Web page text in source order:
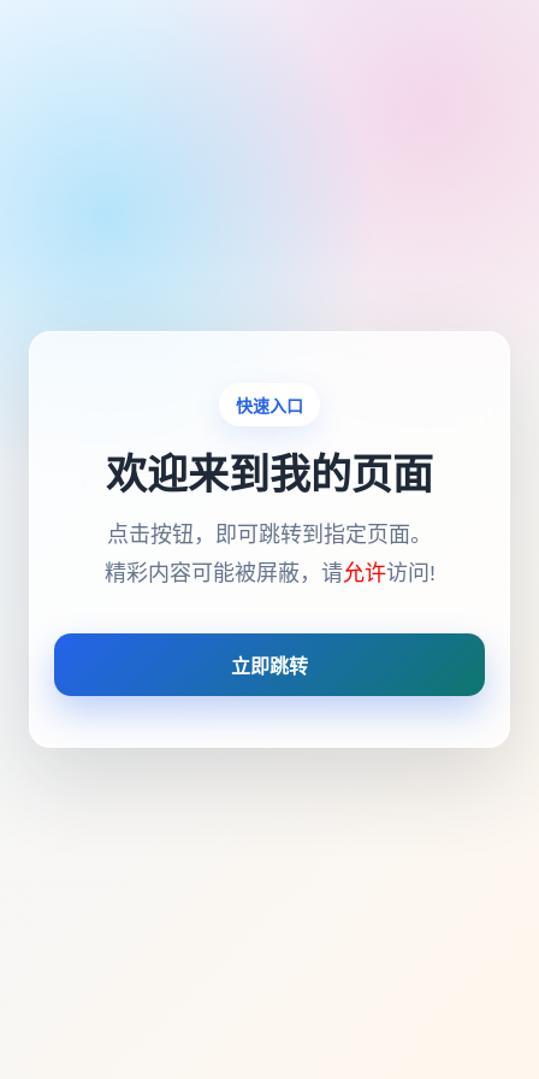
快速入口
欢迎来到我的页面
点击按钮，即可跳转到指定页面。
精彩内容可能被屏蔽，请允许访问!
立即跳转